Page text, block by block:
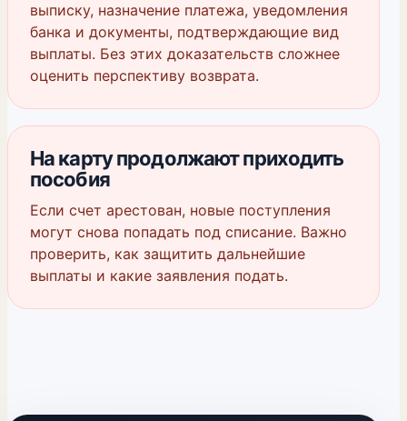
выписку, назначение платежа, уведомления
банка и документы, подтверждающие вид
выплаты. Без этих доказательств сложнее
оценить перспективу возврата.
На карту продолжают приходить
пособия
Если счет арестован, новые поступления
могут снова попадать под списание. Важно
проверить, как защитить дальнейшие
выплаты и какие заявления подать.